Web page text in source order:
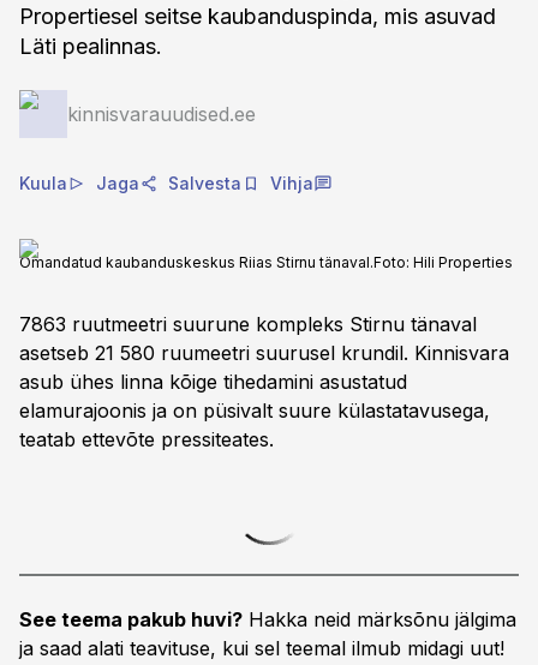
Propertiesel seitse kaubanduspinda, mis asuvad
Läti pealinnas.
kinnisvarauudised.ee
Kuula Jaga Salvesta Vihja
Omandatud kaubanduskeskus Riias Stirnu tänaval.Foto: Hili Properties
7863 ruutmeetri suurune kompleks Stirnu tänaval
asetseb 21 580 ruumeetri suurusel krundil. Kinnisvara
asub ühes linna kõige tihedamini asustatud
elamurajoonis ja on püsivalt suure külastatavusega,
teatab ettevõte pressiteates.
See teema pakub huvi? Hakka neid märksõnu jälgima
ja saad alati teavituse, kui sel teemal ilmub midagi uut!